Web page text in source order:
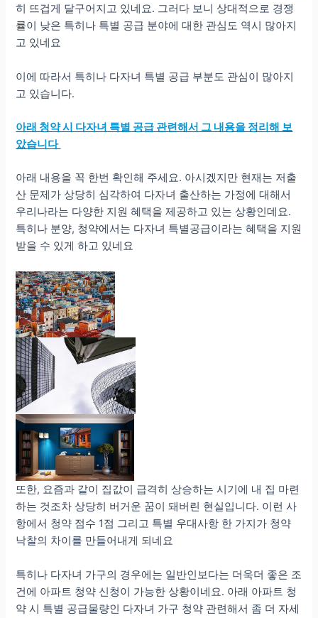
히 뜨겁게 달구어지고 있네요. 그러다 보니 상대적으로 경쟁
률이 낮은 특히나 특별 공급 분야에 대한 관심도 역시 많아지
고 있네요
이에 따라서 특히나 다자녀 특별 공급 부분도 관심이 많아지
고 있습니다.
아래 청약 시 다자녀 특별 공급 관련해서 그 내용을 정리해 보
았습니다
아래 내용을 꼭 한번 확인해 주세요. 아시겠지만 현재는 저출
산 문제가 상당히 심각하여 다자녀 출산하는 가정에 대해서
우리나라는 다양한 지원 혜택을 제공하고 있는 상황인데요.
특히나 분양, 청약에서는 다자녀 특별공급이라는 혜택을 지원
받을 수 있게 하고 있네요
또한, 요즘과 같이 집값이 급격히 상승하는 시기에 내 집 마련
하는 것조차 상당히 버거운 꿈이 돼버린 현실입니다. 이런 사
항에서 청약 점수 1점 그리고 특별 우대사항 한 가지가 청약
낙찰의 차이를 만들어내게 되네요
특히나 다자녀 가구의 경우에는 일반인보다는 더욱더 좋은 조
건에 아파트 청약 신청이 가능한 상황이네요. 아래 아파트 청
약 시 특별 공급물량인 다자녀 가구 청약 관련해서 좀 더 자세